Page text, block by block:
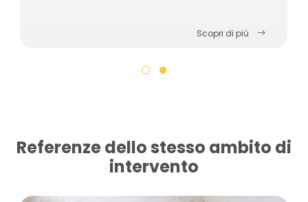
Scopri di più
Referenze dello stesso ambito di
intervento